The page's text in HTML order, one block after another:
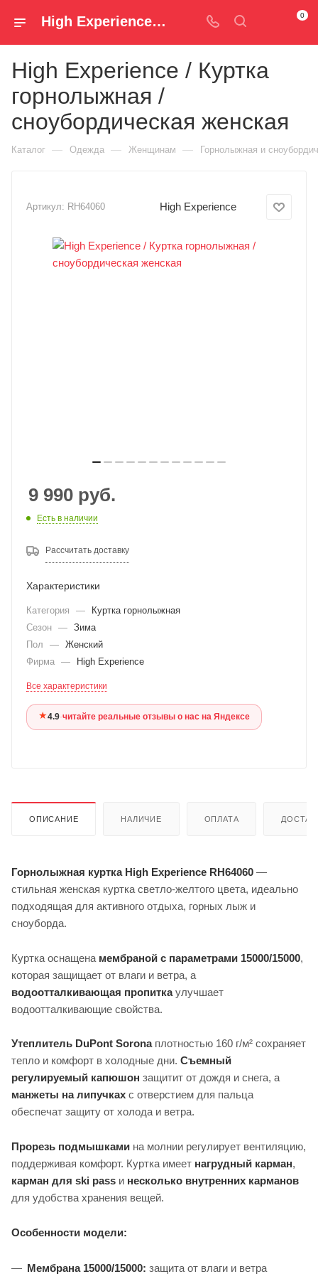
High Experience / Куртка горнолыжная / сноубордическая женская RH64060 — купить за 9 990 руб. ₽ в Spm-Shop.ru | Хумтто.РФ - Спорт+Мода 0
High Experience / Куртка
горнолыжная /
сноубордическая женская
Каталог — Одежда — Женщинам — Горнолыжная и
Артикул: RH64060 High Experience
9 990 руб.
Есть в наличии
Рассчитать доставку
Характеристики
Категория —
Куртка горнолыжная
Сезон — Зима
Пол
— Женский
Фирма — High Experience
Все характеристики
★4.9·читайте реальные отзывы о нас на Яндексе
ОПИСАНИЕ НАЛИЧИЕ ОПЛАТА
Горнолыжная куртка High Experience RH64060 —
стильная женская куртка светло-желтого цвета, идеально
подходящая для активного отдыха, горных лыж и
сноуборда.
Куртка оснащена мембраной с параметрами 15000/15000,
которая защищает от влаги и ветра, а
водоотталкивающая пропиткаулучшает
водоотталкивающие свойства.
Утеплитель DuPont Soronaплотностью 160 г/м² сохраняет
тепло и комфорт в холодные дни. Съемный
регулируемый капюшон защитит от дождя и снега, а
манжеты на липучках с отверстием для пальца
обеспечат защиту от холода и ветра.
Прорезь подмышками на молнии регулирует вентиляцию,
поддерживая комфорт. Куртка имеет нагрудный карман,
карман для ski pass и несколько внутренних карманов
для удобства хранения вещей.
Особенности модели:
Мембрана 15000/15000: защита от влаги и ветра